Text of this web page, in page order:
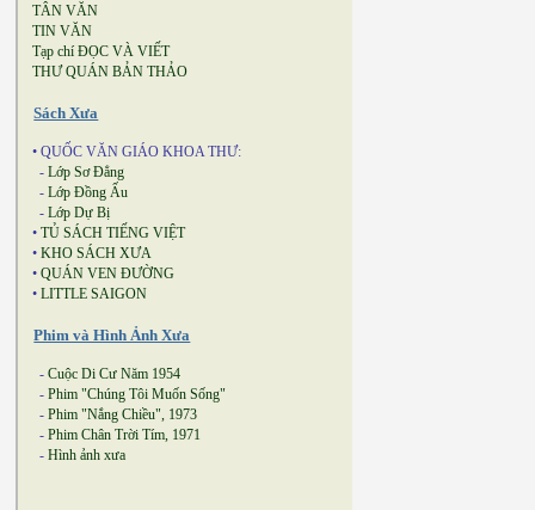
TÂN VĂN
TIN VĂN
Tạp chí ĐỌC VÀ VIẾT
THƯ QUÁN BẢN THẢO
Sách Xưa
• QUỐC VĂN GIÁO KHOA THƯ:
- Lớp Sơ Đẳng
- Lớp Đồng Ấu
- Lớp Dự Bị
• TỦ SÁCH TIẾNG VIỆT
• KHO SÁCH XƯA
• QUÁN VEN ĐƯỜNG
• LITTLE SAIGON
Phim và Hình Ảnh Xưa
- Cuộc Di Cư Năm 1954
- Phim "Chúng Tôi Muốn Sống"
- Phim "Nắng Chiều", 1973
- Phim Chân Trời Tím, 1971
- Hình ảnh xưa